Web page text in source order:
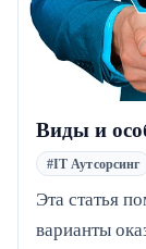
Виды и
#IT Аутсорсинг
Эта статья
варианты